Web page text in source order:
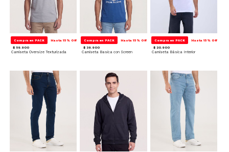
Compra en PACK Hasta 15% Off
$ 59.900
Camiseta Oversize Texturizada
Compra en PACK Hasta 15% Off
$ 39.900
Camiseta Basica con Screen
Compra en PACK Hasta 15% Off
$ 20.900
Camiseta Básica Interior